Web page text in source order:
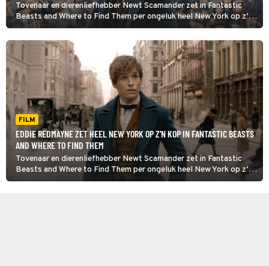
Tovenaar en dierenliefhebber Newt Scamander zet in Fantastic
Beasts and Where to Find Them per ongeluk heel New York op z’n
kop. Hoe? Er ontsnapt een magisch diertje uit zijn koffer.
FILM
EDDIE REDMAYNE ZET HEEL NEW YORK OP Z'N KOP IN FANTASTIC BEASTS
AND WHERE TO FIND THEM
Tovenaar en dierenliefhebber Newt Scamander zet in Fantastic
Beasts and Where to Find Them per ongeluk heel New York op z’n
kop. Hoe? Er ontsnapt een magisch diertje uit zijn koffer.